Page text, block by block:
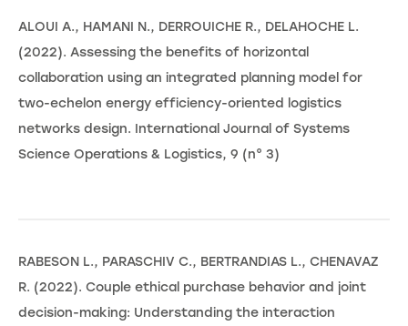
ALOUI A., HAMANI N., DERROUICHE R., DELAHOCHE L.
(2022). Assessing the benefits of horizontal
collaboration using an integrated planning model for
two-echelon energy efficiency-oriented logistics
networks design. International Journal of Systems
Science Operations & Logistics, 9 (n° 3)
RABESON L., PARASCHIV C., BERTRANDIAS L., CHENAVAZ
R. (2022). Couple ethical purchase behavior and joint
decision-making: Understanding the interaction